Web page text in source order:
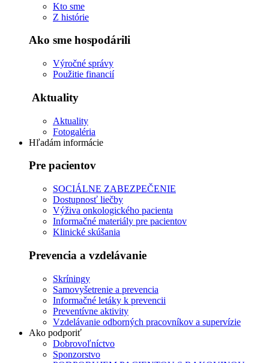
Kto sme
Z histórie
Ako sme hospodárili
Výročné správy
Použitie financií
Aktuality
Aktuality
Fotogaléria
Hľadám informácie
Pre pacientov
SOCIÁLNE ZABEZPEČENIE
Dostupnosť liečby
Výživa onkologického pacienta
Informačné materiály pre pacientov
Klinické skúšania
Prevencia a vzdelávanie
Skríningy
Samovyšetrenie a prevencia
Informačné letáky k prevencii
Preventívne aktivity
Vzdelávanie odborných pracovníkov a supervízie
Ako podporiť
Dobrovoľníctvo
Sponzorstvo